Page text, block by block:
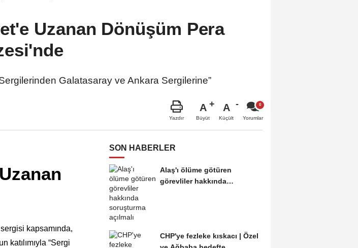
Uzanan Dönüşüm Pera
Galatasaray ve Ankara Sergilerine”
Yazdır
A
Büyüt
A
Küçült Yorumlar
kapsamında,
katılımıyla “Sergi
SON HABERLER
Alaş'ı ölüme götüren
görevliler hakkında
CHP'ye fezleke kıskacı | Özel